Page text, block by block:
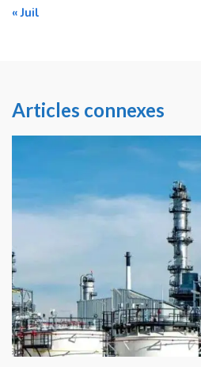
« Juil
Articles connexes